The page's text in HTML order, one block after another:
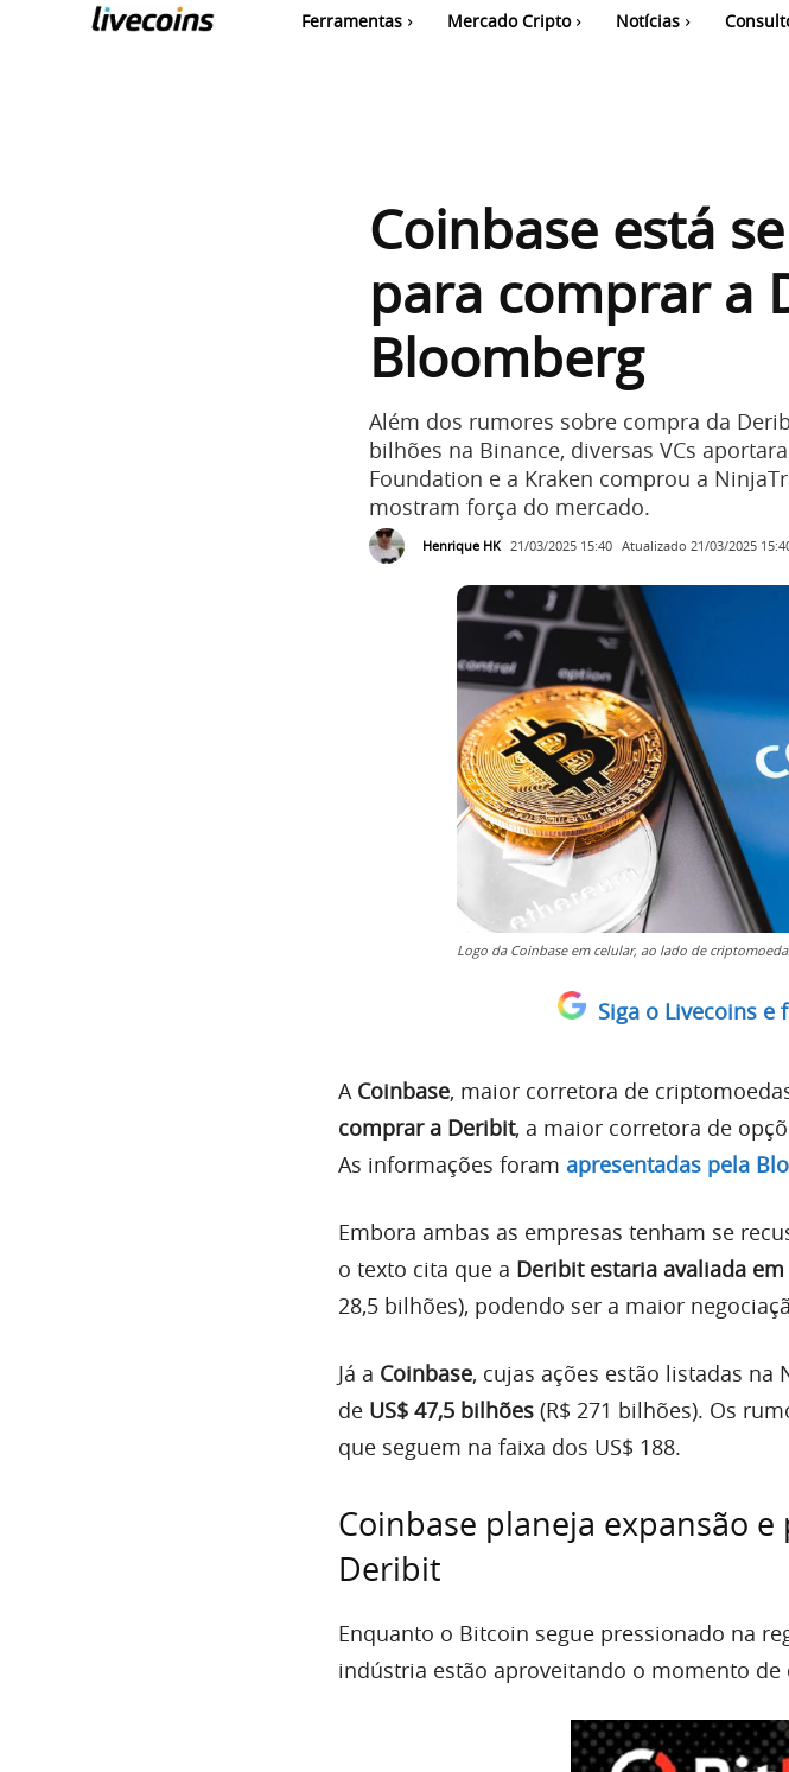
Ferramentas Mercado Cripto Notícias
Coinbase está
para comprar a
Bloomberg
Além dos rumores sobre compra da
bilhões na Binance, diversas VCs
Foundation e a Kraken comprou a
mostram força do mercado.
Henrique HK 21/03/2025 15:40 Atualizado 21/03/2025
Logo da Coinbase em celular, ao lado de
Siga o Livecoins e
A Coinbase, maior corretora de
comprar a Deribit, a maior corretora de
As informações foram apresentadas pela
Embora ambas as empresas tenham se
o texto cita que a Deribit estaria avaliada
28,5 bilhões), podendo ser a maior
Já a Coinbase, cujas ações estão listadas
de US$ 47,5 bilhões (R$ 271 bilhões). Os
que seguem na faixa dos US$ 188.
Coinbase planeja expansão
Deribit
Enquanto o Bitcoin segue pressionado na
indústria estão aproveitando o momento